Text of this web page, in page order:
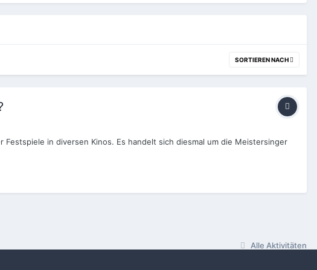
SORTIEREN NACH
in diversen Kinos. Es handelt sich diesmal um die Meistersinger
Alle Aktivitäten